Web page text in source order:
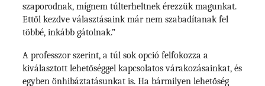
szaporodnak, mígnem túlterheltnek érezzük magunkat.
Ettől kezdve választásaink már nem szabadítanak fel
többé, inkább gátolnak.”
A professzor szerint, a túl sok opció felfokozza a
kiválasztott lehetőséggel kapcsolatos várakozásainkat, és
egyben önhibáztatásunkat is. Ha bármilyen lehetőség